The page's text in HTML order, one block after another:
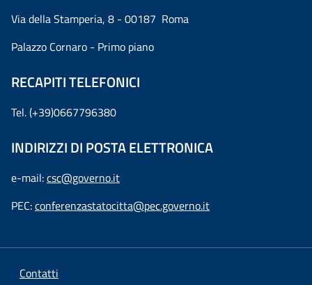
Via della Stamperia, 8 - 00187 Roma
Palazzo Cornaro - Primo piano
RECAPITI TELEFONICI
Tel. (+39)0667796380
INDIRIZZI DI POSTA ELETTRONICA
e-mail:csc@governo.it
PEC:conferenzastatocitta@pec.governo.it
Contatti